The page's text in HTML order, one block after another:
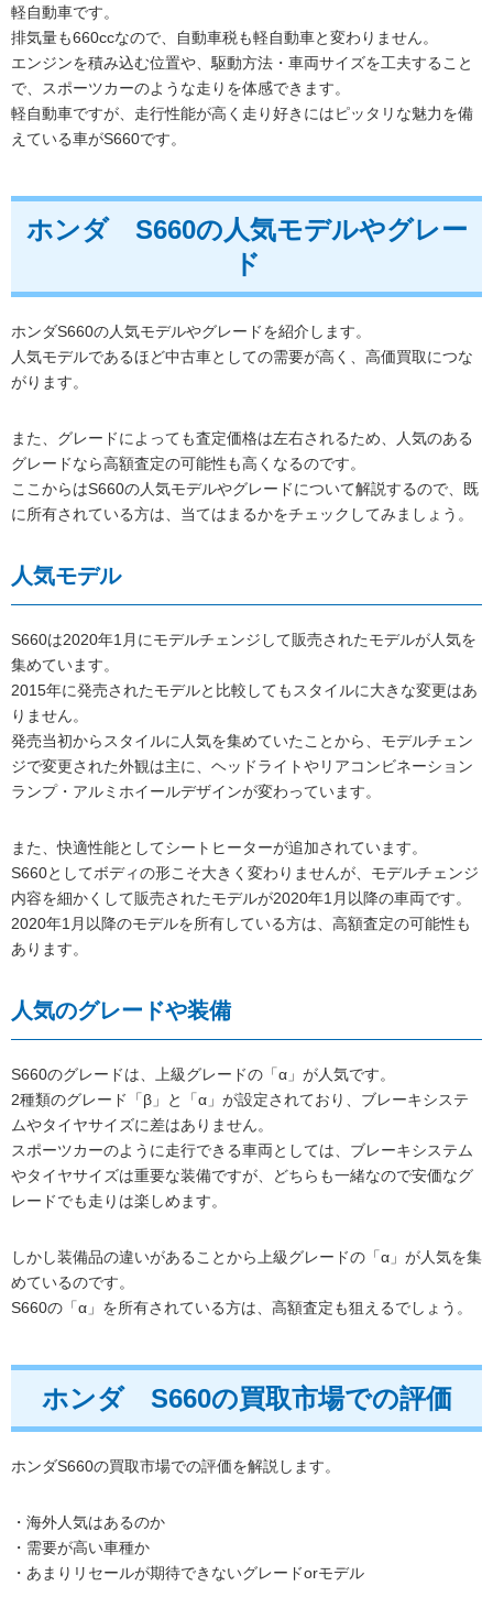
軽自動車です。
排気量も660ccなので、自動車税も軽自動車と変わりません。
エンジンを積み込む位置や、駆動方法・車両サイズを工夫すること
で、スポーツカーのような走りを体感できます。
軽自動車ですが、走行性能が高く走り好きにはピッタリな魅力を備
えている車がS660です。
ホンダ S660の人気モデルやグレー
ド
ホンダS660の人気モデルやグレードを紹介します。
人気モデルであるほど中古車としての需要が高く、高価買取につな
がります。
また、グレードによっても査定価格は左右されるため、人気のある
グレードなら高額査定の可能性も高くなるのです。
ここからはS660の人気モデルやグレードについて解説するので、既
に所有されている方は、当てはまるかをチェックしてみましょう。
人気モデル
S660は2020年1月にモデルチェンジして販売されたモデルが人気を
集めています。
2015年に発売されたモデルと比較してもスタイルに大きな変更はあ
りません。
発売当初からスタイルに人気を集めていたことから、モデルチェン
ジで変更された外観は主に、ヘッドライトやリアコンビネーション
ランプ・アルミホイールデザインが変わっています。
また、快適性能としてシートヒーターが追加されています。
S660としてボディの形こそ大きく変わりませんが、モデルチェンジ
内容を細かくして販売されたモデルが2020年1月以降の車両です。
2020年1月以降のモデルを所有している方は、高額査定の可能性も
あります。
人気のグレードや装備
S660のグレードは、上級グレードの「α」が人気です。
2種類のグレード「β」と「α」が設定されており、ブレーキシステ
ムやタイヤサイズに差はありません。
スポーツカーのように走行できる車両としては、ブレーキシステム
やタイヤサイズは重要な装備ですが、どちらも一緒なので安価なグ
レードでも走りは楽しめます。
しかし装備品の違いがあることから上級グレードの「α」が人気を集
めているのです。
S660の「α」を所有されている方は、高額査定も狙えるでしょう。
ホンダ S660の買取市場での評価
ホンダS660の買取市場での評価を解説します。
・海外人気はあるのか
・需要が高い車種か
・あまりリセールが期待できないグレードorモデル